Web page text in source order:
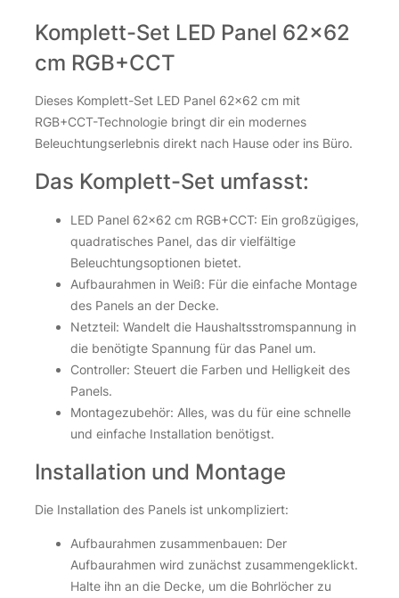
Komplett-Set LED Panel 62×62
cm RGB+CCT
Dieses Komplett-Set LED Panel 62×62 cm mit
RGB+CCT-Technologie bringt dir ein modernes
Beleuchtungserlebnis direkt nach Hause oder ins Büro.
Das Komplett-Set umfasst:
LED Panel 62×62 cm RGB+CCT: Ein großzügiges,
quadratisches Panel, das dir vielfältige
Beleuchtungsoptionen bietet.
Aufbaurahmen in Weiß: Für die einfache Montage
des Panels an der Decke.
Netzteil: Wandelt die Haushaltsstromspannung in
die benötigte Spannung für das Panel um.
Controller: Steuert die Farben und Helligkeit des
Panels.
Montagezubehör: Alles, was du für eine schnelle
und einfache Installation benötigst.
Installation und Montage
Die Installation des Panels ist unkompliziert:
Aufbaurahmen zusammenbauen: Der
Aufbaurahmen wird zunächst zusammengeklickt.
Halte ihn an die Decke, um die Bohrlöcher zu